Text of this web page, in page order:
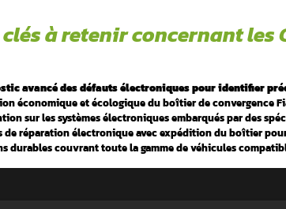
Votre système Blue and Mene répond plus
vocales et l’interface avec vos appareils
professionnel du système et proposons
optimal. Contactez-nous au 06 98 66 23 61